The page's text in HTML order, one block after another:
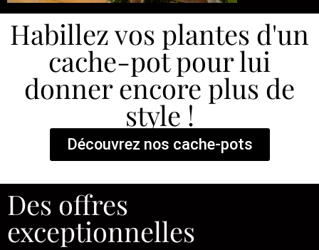
Habillez vos plantes d'un
cache-pot pour lui
donner encore plus de
style !
Découvrez nos cache-pots
Des offres
exceptionnelles